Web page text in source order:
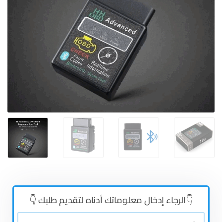
👇الرجاء إدخال معلوماتك أدناه لتقديم طلبك 👇
👤